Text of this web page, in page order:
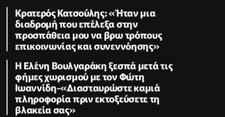
Κρατερός Κατσούλης: «Ήταν μια
διαδρομή που επέλεξα στην
προσπάθεια μου να βρω τρόπους
επικοινωνίας και συνεννόησης»
Η Ελένη Βουλγαράκη ξεσπά μετά τις
φήμες χωρισμού με τον Φώτη
Ιωαννίδη-«Διασταυρώστε καμιά
πληροφορία πριν εκτοξεύσετε τη
βλακεία σας»